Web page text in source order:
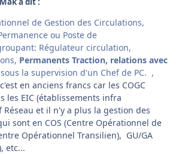
de Gestion des Circulations,
ou Poste de
Régulateur circulation,
Permanents Traction, relations avec
la supervision d'un Chef de PC. ,
en anciens francs car les COGC
les EIC (établissements infra
Réseau et il n'y a plus la gestion des
sont en COS (Centre Opérationnel de
Opérationnel Transilien), GU/GA
etc...